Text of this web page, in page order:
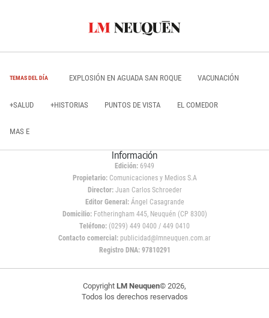
TEMAS DEL DÍA EXPLOSIÓN EN AGUADA SAN ROQUE VACUNACIÓN
+SALUD +HISTORIAS PUNTOS DE VISTA EL COMEDOR
MAS E
Información
Edición: 6949
Propietario:Comunicaciones y Medios S.A
Director: Juan Carlos Schroeder
Editor General:Ángel Casagrande
Domicilio:Fotheringham 445, Neuquén (CP 8300)
Teléfono: (0299) 449 0400 / 449 0410
Contacto comercial: publicidad@lmneuquen.com.ar
Registro DNA: 97810291
Copyright LM Neuquen© 2026,
Todos los derechos reservados